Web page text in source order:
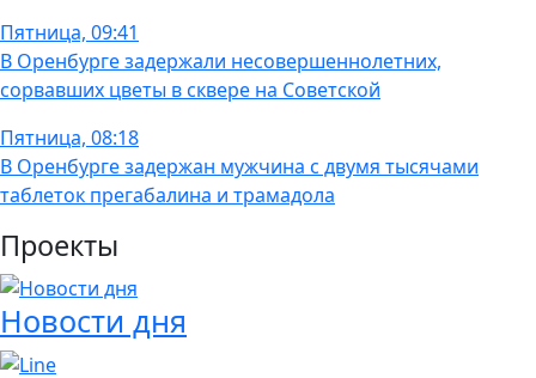
Пятница, 09:41
В Оренбурге задержали несовершеннолетних,
сорвавших цветы в сквере на Советской
Пятница, 08:18
В Оренбурге задержан мужчина с двумя тысячами
таблеток прегабалина и трамадола
Проекты
Новости дня